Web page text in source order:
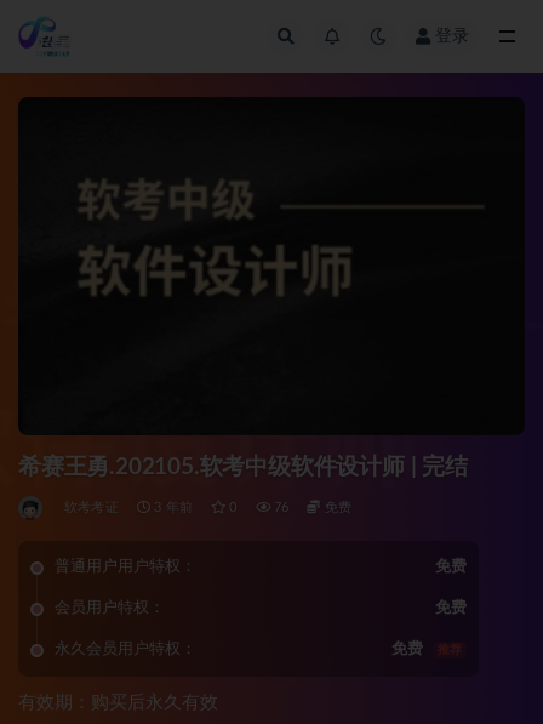
登录
希赛王勇.202105.软考中级软件设计师 | 完结
软考考证 3 年前 0 76 免费
普通用户用户特权： 免费
会员用户特权： 免费
永久会员用户特权： 免费 推荐
有效期：购买后永久有效